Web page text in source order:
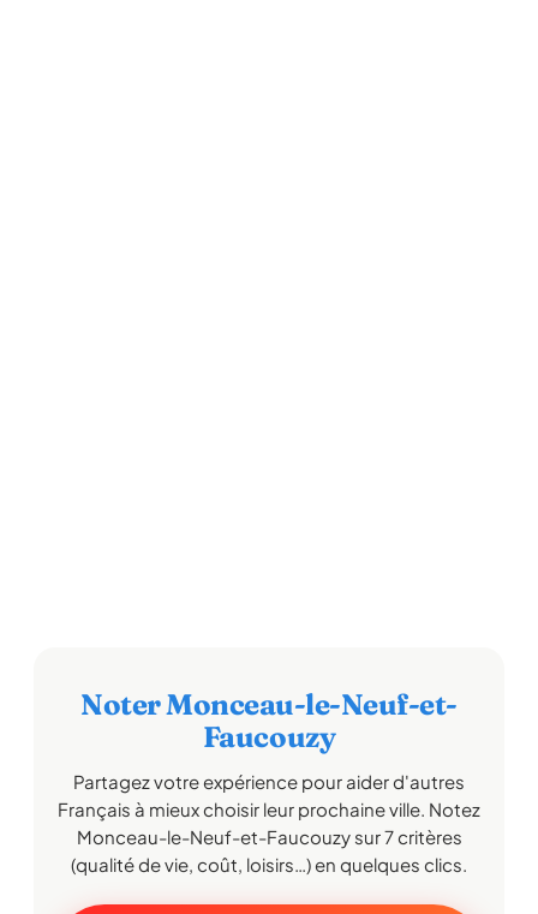
Noter Monceau-le-Neuf-et-
Faucouzy
Partagez votre expérience pour aider d'autres
Français à mieux choisir leur prochaine ville. Notez
Monceau-le-Neuf-et-Faucouzy sur 7 critères
(qualité de vie, coût, loisirs…) en quelques clics.